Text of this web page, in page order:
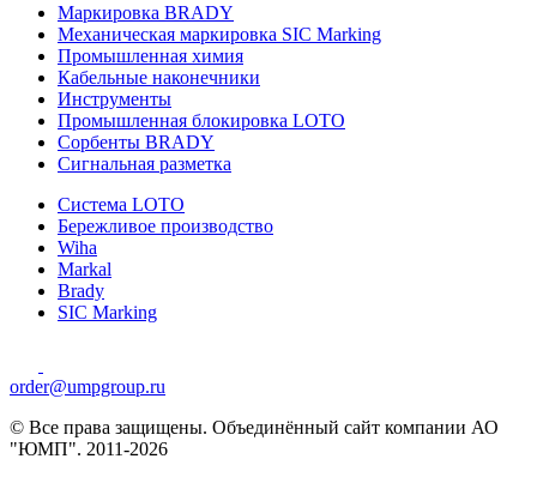
Маркировка BRADY
Механическая маркировка SIC Marking
Промышленная химия
Кабельные наконечники
Инструменты
Промышленная блокировка LOTO
Сорбенты BRADY
Сигнальная разметка
Система LOTO
Бережливое производство
Wiha
Markal
Brady
SIC Marking
order@umpgroup.ru
© Все права защищены. Объединённый сайт компании АО
"ЮМП". 2011-2026